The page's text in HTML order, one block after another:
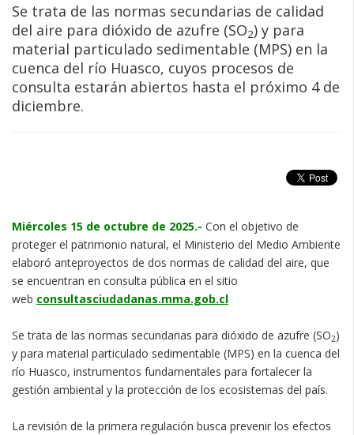
Se trata de las normas secundarias de calidad
del aire para dióxido de azufre (SO2) y para
material particulado sedimentable (MPS) en la
cuenca del río Huasco, cuyos procesos de
consulta estarán abiertos hasta el próximo 4 de
diciembre.
Miércoles 15 de octubre de 2025.- Con el objetivo de
proteger el patrimonio natural, el Ministerio del Medio Ambiente
elaboró anteproyectos de dos normas de calidad del aire, que
se encuentran en consulta pública en el sitio
web consultasciudadanas.mma.gob.cl
Se trata de las normas secundarias para dióxido de azufre (SO2)
y para material particulado sedimentable (MPS) en la cuenca del
río Huasco, instrumentos fundamentales para fortalecer la
gestión ambiental y la protección de los ecosistemas del país.
La revisión de la primera regulación busca prevenir los efectos